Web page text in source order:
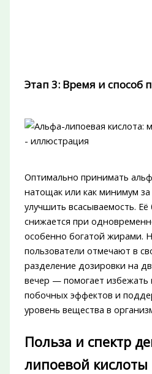
Этап 3: Время и способ
Оптимально принимать
натощак или как минимум
улучшить всасываемость.
снижается при
особенно богатой жирами.
пользователи отмечают в
разделение дозировки на
вечер — помогает избежать
побочных эффектов и
уровень вещества в
Польза и спектр
липоевой кислоты